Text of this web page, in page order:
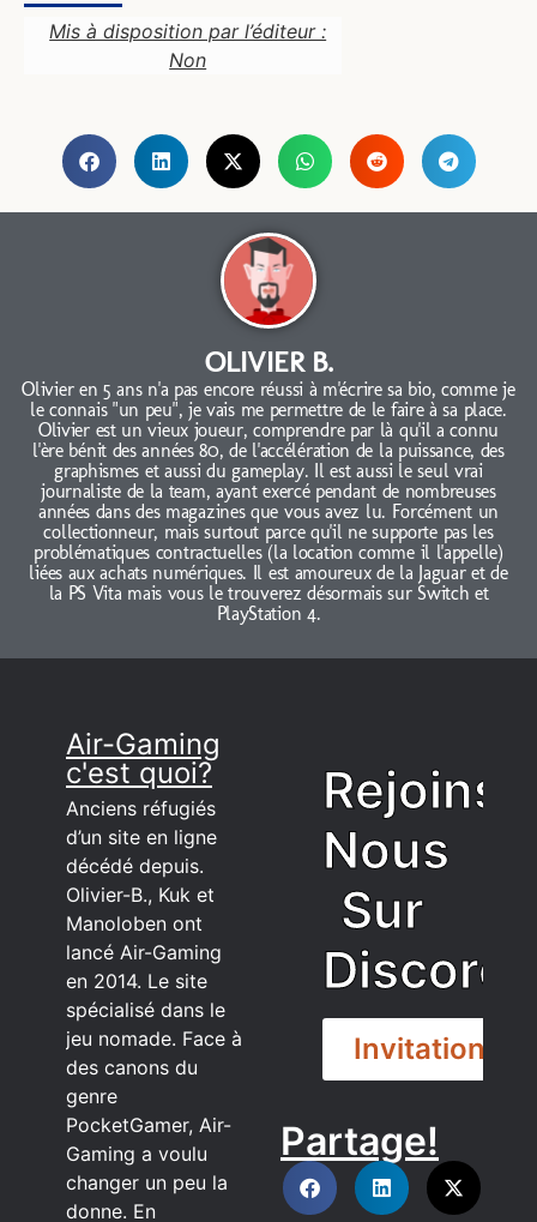
Mis à disposition par l’éditeur :
Non
OLIVIER B.
Olivier en 5 ans n'a pas encore réussi à m'écrire sa bio, comme je
le connais "un peu", je vais me permettre de le faire à sa place.
Olivier est un vieux joueur, comprendre par là qu'il a connu
l'ère bénit des années 80, de l'accélération de la puissance, des
graphismes et aussi du gameplay. Il est aussi le seul vrai
journaliste de la team, ayant exercé pendant de nombreuses
années dans des magazines que vous avez lu. Forcément un
collectionneur, mais surtout parce qu'il ne supporte pas les
problématiques contractuelles (la location comme il l'appelle)
liées aux achats numériques. Il est amoureux de la Jaguar et de
la PS Vita mais vous le trouverez désormais sur Switch et
PlayStation 4.
Air-Gaming
c'est quoi?
Anciens réfugiés
d’un site en ligne
décédé depuis.
Olivier-B., Kuk et
Manoloben ont
lancé Air-Gaming
en 2014. Le site
spécialisé dans le
jeu nomade. Face à
des canons du
genre
PocketGamer, Air-
Gaming a voulu
changer un peu la
donne. En
Rejoins
Nous
Sur
Discord
Invitation
DISCORD
Partage!